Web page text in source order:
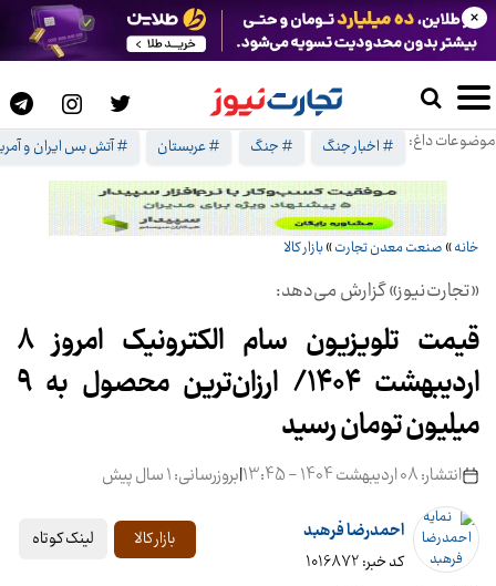
موضوعات داغ: # اخبار جنگ # جنگ # عربستان # آتش بس ایران و
×
خانه» صنعت معدن تجارت»بازار کالا
«تجارت‌نیوز» گزارش می‌دهد:
قیمت تلویزیون سام الکترونیک امروز ۸
اردیبهشت ۱۴۰۴/ ارزان‌ترین محصول به ۹
میلیون تومان رسید
انتشار: 08 اردیبهشت 1404 - 13:45 |بروزرسانی: 1 سال پیش
احمدرضا فرهبد
کد خبر: 1016872
بازار کالا لینک کوتاه